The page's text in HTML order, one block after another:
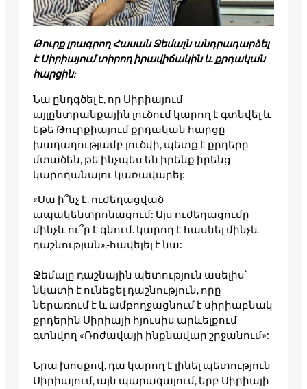
Թուրք լրագրող Հասան Ջեմալն անդրադարձել
է Սիրիայում տիրող իրավիճակին և քրդական
հարցին:
Նա ընդգծել է, որ Սիրիայում
այլընտրանքային լուծում կարող է գտնվել և
եթե Թուրքիայում քրդական հարցը
խաղաղությամբ լուծվի, պետք է քրդերը
մտածեն, թե ինչպես են իրենք իրենց
կարողանալու կառավարել:
«Սա ի՞նչ է. ուժեղացված
ապակենտրոնացում: Այս ուժեղացումը
մինչև ու՞ր է գնում. կարող է հասնել մինչև
դաշնության»,-հավելել է նա:
Ջեմալը դաշնային պետություն ասելիս՝
նկատի է ունեցել դաշնություն, որը
ներառում է և ամբողջացնում է սիրիաբնակ
քրդերին Սիրիայի հյուսիս արևելքում
գտնվող «Ռոժավայի ինքնավար շրջանում»:
Նրա խոսքով, դա կարող է լինել պետություն
Սիրիայում, այն պարագայում, երբ Սիրիայի